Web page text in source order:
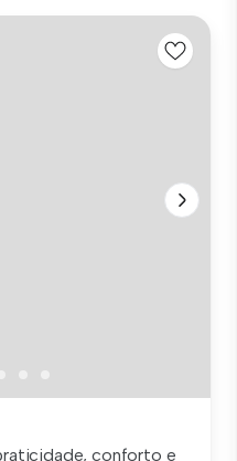
conforto e